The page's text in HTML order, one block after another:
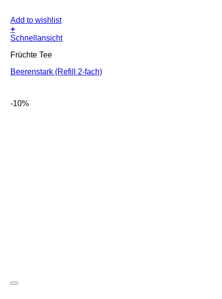
Add to wishlist
+
Schnellansicht
Früchte Tee
Beerenstark (Refill 2-fach)
-10%